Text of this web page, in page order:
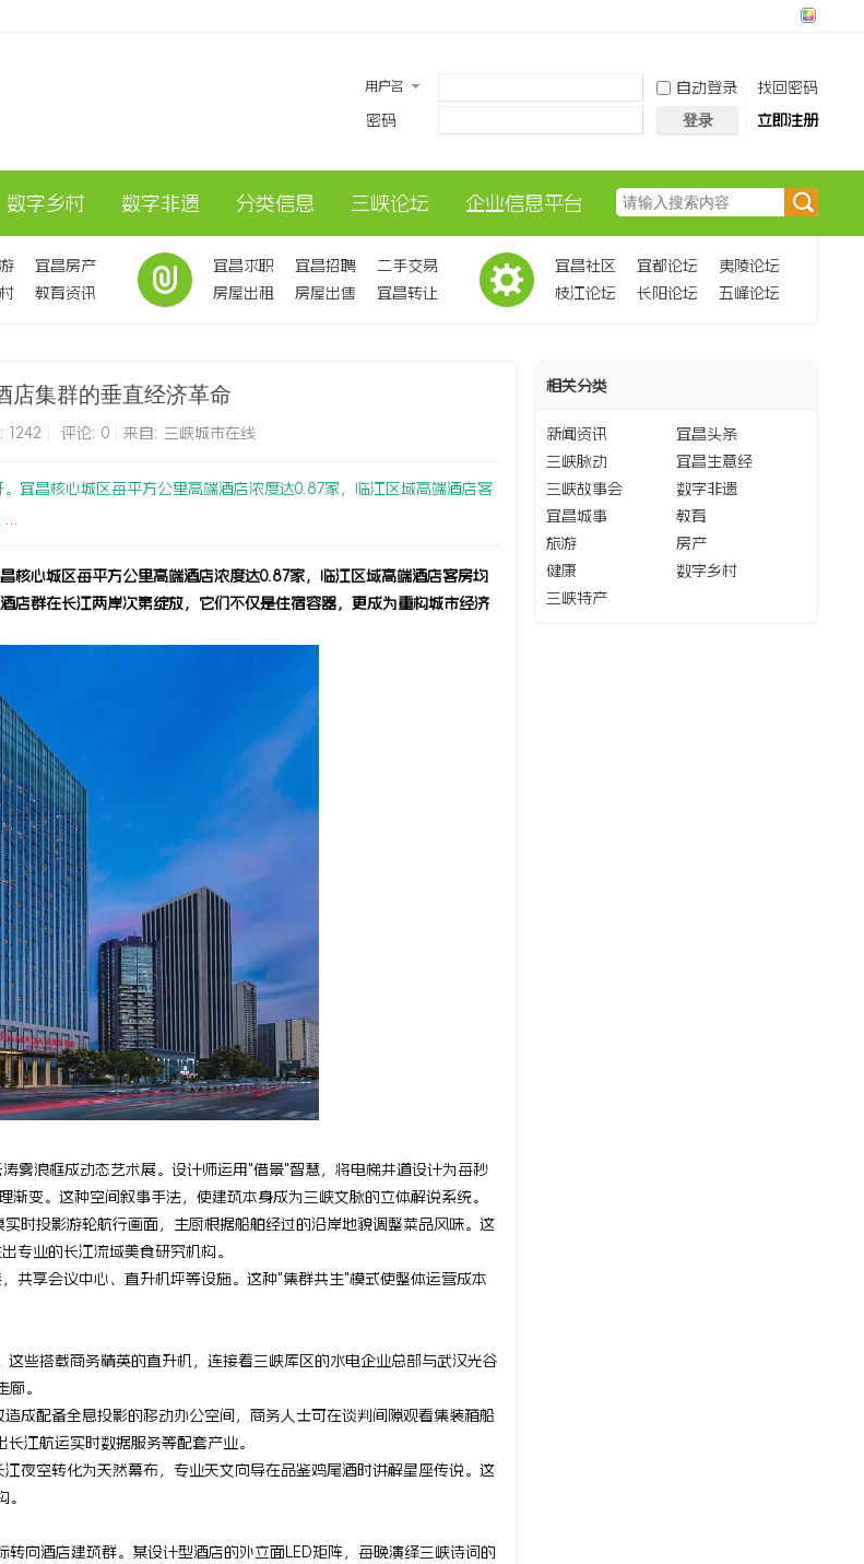
用户名 自动登录 找回密码
密码 登录 立即注册
搜
数字乡村 数字非遗 分类信息 三峡论坛 企业信息平台
宜昌房产
教育资讯
宜昌求职 宜昌招聘
二手交易
房屋出租
房屋出售 宜昌转让
宜昌社区 宜都论坛
夷陵论坛
枝江论坛
长阳论坛 五峰论坛
店集群的垂直经济革命
1242 评论: 0 来自: 三峡城市在线
宜昌核心城区每平方公里高端酒店浓度达0.87家，临江区域高端酒店客
核心城区每平方公里高端酒店浓度达0.87家，临江区域高端酒店客房均
店群在长江两岸次第绽放，它们不仅是住宿容器，更成为重构城市经济
雾浪框成动态艺术展。设计师运用"借景"智慧，将电梯井道设计为每秒
变。这种空间叙事手法，使建筑本身成为三峡文脉的立体解说系统。
时投影游轮航行画面，主厨根据船舶经过的沿岸地貌调整菜品风味。这
专业的长江流域美食研究机构。
共享会议中心、直升机坪等设施。这种"集群共生"模式使整体运营成本
些搭载商务精英的直升机，连接着三峡库区的水电企业总部与武汉光谷
。
成配备全息投影的移动办公空间，商务人士可在谈判间隙观看集装箱船
江航运实时数据服务等配套产业。
夜空转化为天然幕布，专业天文向导在品鉴鸡尾酒时讲解星座传说。这
。
向酒店建筑群。某设计型酒店的外立面LED矩阵，每晚演绎三峡诗词的
相关分类
新闻资讯
宜昌头条
三峡脉动
宜昌生意经
三峡故事会
数字非遗
宜昌城事
教育
旅游
房产
健康
数字乡村
三峡特产